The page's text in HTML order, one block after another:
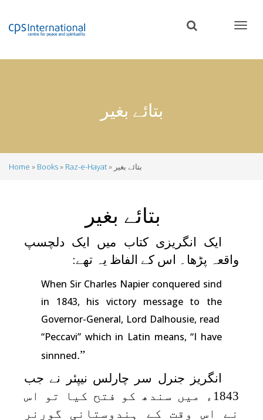
content
بتائے بغیر
Home Books Raz-e-Hayat بتائے بغیر
بتائے بغیر
ایک انگریزی کتاب میں ایک دلچسپ
واقعہ پڑھا۔ اس کے الفاظ یہ تھے:
When Sir Charles Napier conquered sind
in 1843, his victory message to the
Governor-General, Lord Dalhousie, read
“Peccavi” which in Latin means, “I have
sinnned”.
انگریز جنرل سر چارلس نیپئر نے جب
1843ء میں سندھ کو فتح کیا تو اس
نے اس وقت کے ہندوستانی گورنر